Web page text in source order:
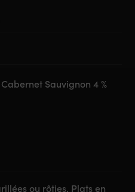
Cabernet Sauvignon 4 %
ou rôties, Plats en